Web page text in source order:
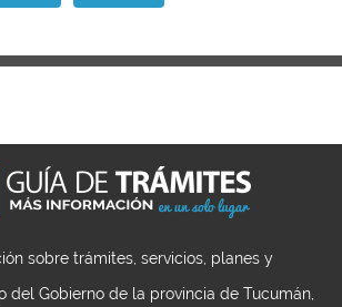
sobre trámites, servicios, planes y
del Gobierno de la provincia de Tucumán,